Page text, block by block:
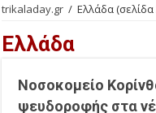
trikaladay.gr / Ελλάδα(σελίδα
Ελλάδα
Νοσοκομείο
ψευδοροφής στα